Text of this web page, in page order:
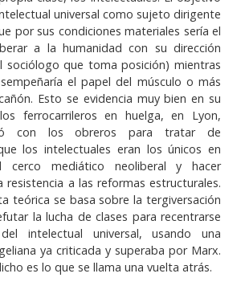
universal como sujeto dirigente
por sus condiciones materiales sería el
a la humanidad con su dirección
sociólogo que toma posición) mientras
el papel del músculo o más
Esto se evidencia muy bien en su
ferrocarrileros en huelga, en Lyon,
con los obreros para tratar de
los intelectuales eran los únicos en
cerco mediático neoliberal y hacer
resistencia a las reformas estructurales.
teórica se basa sobre la tergiversación
la lucha de clases para recentrarse
intelectual universal, usando una
ya criticada y superaba por Marx.
es lo que se llama una vuelta atrás.